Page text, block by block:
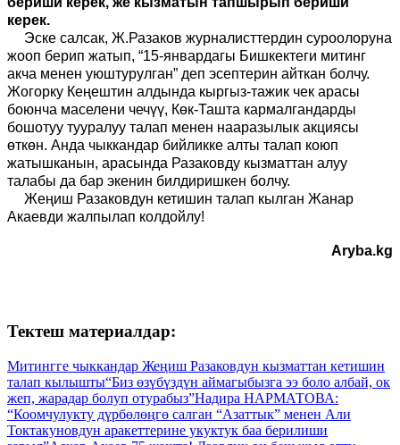
керек.
Эске салсак, Ж.Разаков журналисттердин суроолоруна
жооп берип жатып, “15-январдагы Бишкектеги митинг
акча менен уюштурулган” деп эсептерин айткан болчу.
Жогорку Кеңештин алдында кыргыз-тажик чек арасы
боюнча маселени чечүү, Көк-Ташта кармалгандарды
бошотуу тууралуу талап менен нааразылык акциясы
өткөн. Анда чыккандар бийликке алты талап коюп
жатышканын, арасында Разаковду кызматтан алуу
талабы да бар экенин билдиришкен болчу.
Жеңиш Разаковдун кетишин талап кылган Жанар
Акаевди жалпылап колдойлу!
Aryba.kg
Тектеш материалдар:
Митингге чыккандар Жеңиш Разаковдун кызматтан кетишин
талап кылышты“Биз өзүбүздүн аймагыбызга ээ боло албай, ок
жеп, жарадар болуп отурабыз”Надира НАРМАТОВА:
“Коомчулукту дүрбөлөңгө салган “Азаттык” менен Али
Токтакуновдун аракеттерине укуктук баа берилиши